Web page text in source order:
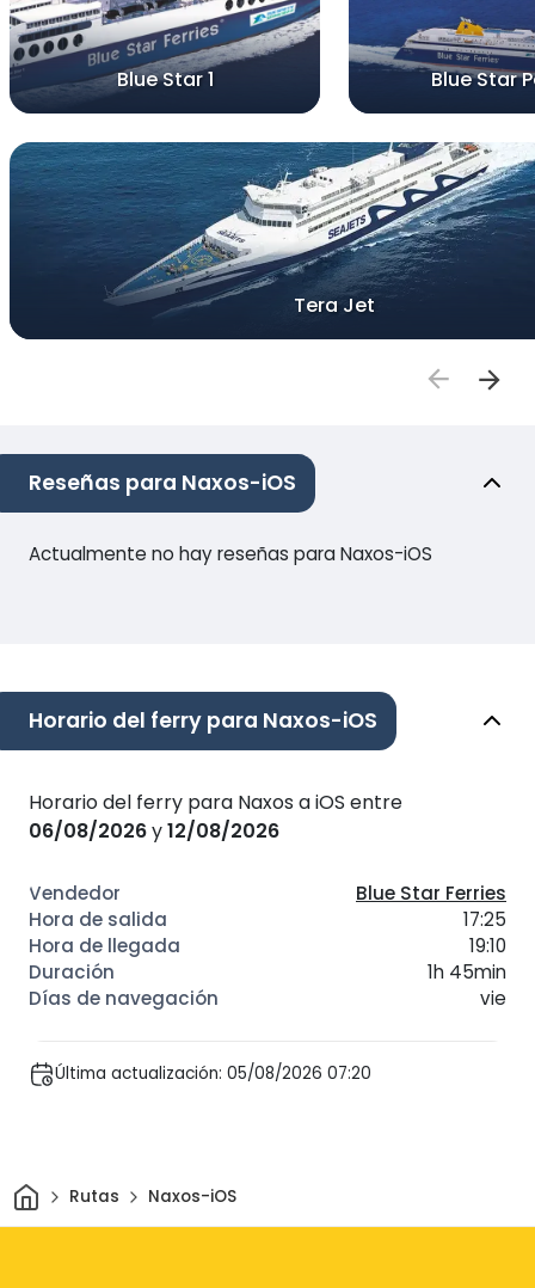
Blue Star 1 Blue Star
Tera Jet
Reseñas para Naxos-iOS
Actualmente no hay reseñas para Naxos-iOS
Horario del ferry para Naxos-iOS
Horario del ferry para Naxos a iOS entre
06/08/2026y12/08/2026
Blue Star Ferries
17:25
19:10
1h 45min
vie
Última actualización: 05/08/2026 07:20
InicioRutas Naxos-iOS